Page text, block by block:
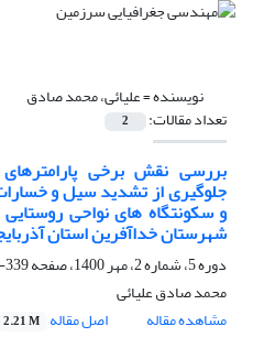
نویسنده =علیائی، محمد صادق
تعداد مقالات: 2
بررسی نقش برخی
جلوگیری از تشدید سیل و
و سکونتگاه های نواحی
شهرستان خداآفرین استان
دوره 5، شماره 2، مهر 1400، صفحه
339-353
محمد صادق علیائی
مشاهده مقاله
اصل مقاله 2.21 M